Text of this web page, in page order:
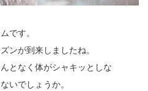
です。
ンが到来しましたね。
となく体がシャキッとしな
いでしょうか。